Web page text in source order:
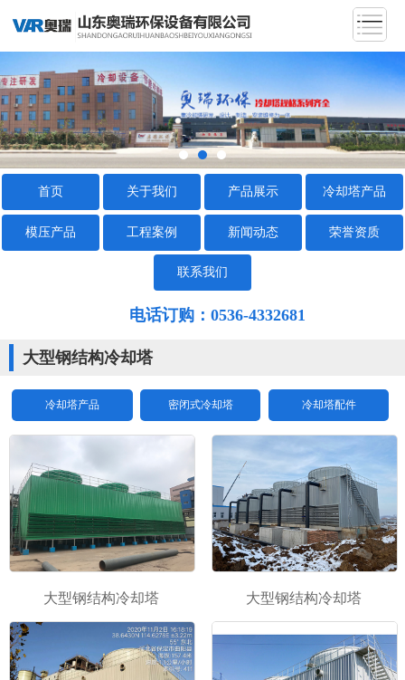
首页 关于我们 产品展示 冷却塔产品
模压产品 工程案例 新闻动态 荣誉资质
联系我们
电话订购：0536-4332681
大型钢结构冷却塔
冷却塔产品 密闭式冷却塔 冷却塔配件
大型钢结构冷却塔 大型钢结构冷却塔